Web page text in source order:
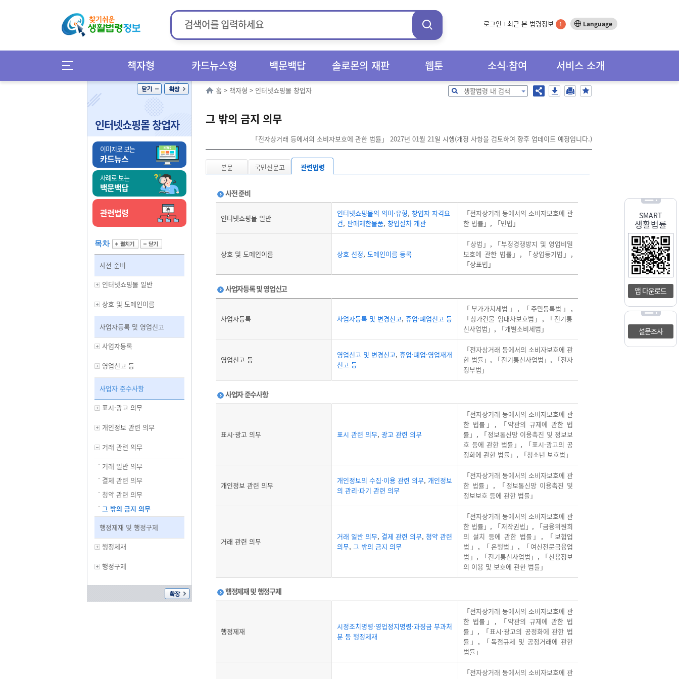
로그인 최근 본 법령정보 1 Language
책자형 카드뉴스형 백문백답 솔로몬의 재판 웹툰 소식∙참여 서비스 소개
SMART
생활법률
앱 다운로드
설문조사
인터넷쇼핑몰 창업자
이미지로 보는
카드뉴스
사례로 보는
백문백답
관련법령
목차
사전 준비
인터넷쇼핑몰 일반
상호 및 도메인이름
사업자등록 및 영업신고
사업자등록
영업신고 등
사업자 준수사항
표시·광고 의무
개인정보 관련 의무
거래 관련 의무
거래 일반 의무
결제 관련 의무
청약 관련 의무
그 밖의 금지 의무
행정제재 및 행정구제
행정제재
행정구제
홈 > 책자형 > 인터넷쇼핑몰 창업자 생활법령 내 검색
그 밖의 금지 의무
「전자상거래 등에서의 소비자보호에 관한 법률」 2027년 01월 21일 시행(개정 사항을 검토하여 향후 업데이트 예정입니다.)
본문 국민신문고 관련법령
사전 준비
인터넷쇼핑몰 일반
인터넷쇼핑몰의 의미·유형, 창업자 자격요
건, 판매제한물품, 창업절차 개관
「전자상거래 등에서의 소비자보호에 관
한 법률」 , 「민법」
상호 및 도메인이름 상호 선정, 도메인이름 등록
「상법」 , 「부정경쟁방지 및 영업비밀
보호에 관한 법률」 , 「상업등기법」 ,
「상표법」
사업자등록 및 영업신고
사업자등록 사업자등록 및 변경신고, 휴업·폐업신고 등
「부가가치세법」 , 「주민등록법」 ,
「상가건물 임대차보호법」 , 「전기통
신사업법」 , 「개별소비세법」
영업신고 등
영업신고 및 변경신고, 휴업·폐업·영업재개
신고 등
「전자상거래 등에서의 소비자보호에 관
한 법률」 , 「전기통신사업법」 , 「전자
정부법」
사업자 준수사항
표시·광고 의무 표시 관련 의무, 광고 관련 의무
「전자상거래 등에서의 소비자보호에 관
한 법률」 , 「약관의 규제에 관한 법
률」 , 「정보통신망 이용촉진 및 정보보
호 등에 관한 법률」 , 「표시·광고의 공
정화에 관한 법률」 , 「청소년 보호법」
개인정보 관련 의무
개인정보의 수집·이용 관련 의무, 개인정보
의 관리·파기 관련 의무
「전자상거래 등에서의 소비자보호에 관
한 법률」 , 「정보통신망 이용촉진 및
정보보호 등에 관한 법률」
거래 관련 의무
거래 일반 의무, 결제 관련 의무, 청약 관련
의무, 그 밖의 금지 의무
「전자상거래 등에서의 소비자보호에 관
한 법률」 , 「저작권법」 , 「금융위원회
의 설치 등에 관한 법률」 , 「보험업
법」 , 「은행법」 , 「여신전문금융업
법」 , 「전기통신사업법」 , 「신용정보
의 이용 및 보호에 관한 법률」
행정제재 및 행정구제
행정제재
시정조치명령·영업정지명령·과징금 부과처
분 등 행정제재
「전자상거래 등에서의 소비자보호에 관
한 법률」 , 「약관의 규제에 관한 법
률」 , 「표시·광고의 공정화에 관한 법
률」 , 「독점규제 및 공정거래에 관한
법률」
「전자상거래 등에서의 소비자보호에 관